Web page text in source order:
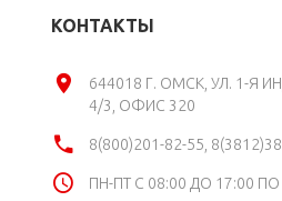
КОНТАКТЫ
644018 Г. ОМСК, УЛ. 1-Я
4/3, ОФИС 320
8(800)201-82-55,
ПН-ПТ С 08:00 ДО 17:00